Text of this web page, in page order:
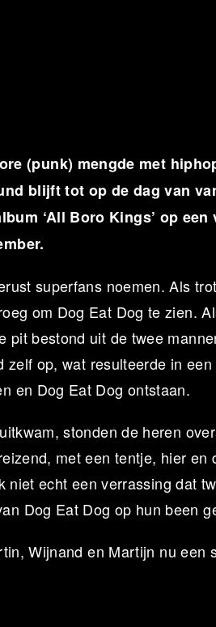
(punk) mengde met
blijft tot op de dag van
‘All Boro Kings’ op
superfans noemen. Als
om Dog Eat Dog te zien.
pit bestond uit de twee
op, wat resulteerde in
en Dog Eat Dog ontstaan.
stonden de heren
met een tentje, hier en
echt een verrassing dat
Dog Eat Dog op hun been
Wijnand en Martijn nu een